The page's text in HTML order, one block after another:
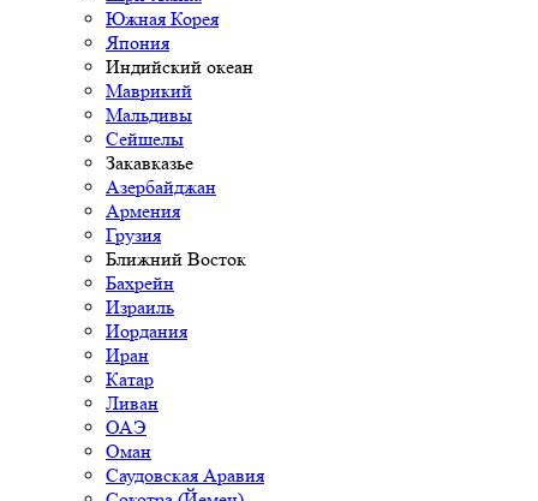
Южная Корея
Япония
Индийский океан
Маврикий
Мальдивы
Сейшелы
Закавказье
Азербайджан
Армения
Грузия
Ближний Восток
Бахрейн
Израиль
Иордания
Иран
Катар
Ливан
ОАЭ
Оман
Саудовская Аравия